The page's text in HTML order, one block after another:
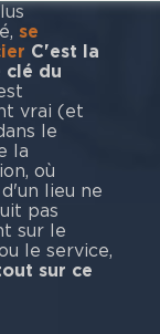
se
C'est la
du
vrai (et
le
la
où
lieu ne
pas
sur le
le service,
sur ce